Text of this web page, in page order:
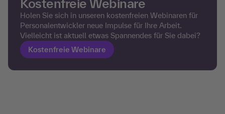
Kostenfreie Webinare
Holen Sie sich in unseren kostenfreien Webinaren für
Personalentwickler neue Impulse für Ihre Arbeit.
Vielleicht ist aktuell etwas Spannendes für Sie dabei?
Kostenfreie Webinare